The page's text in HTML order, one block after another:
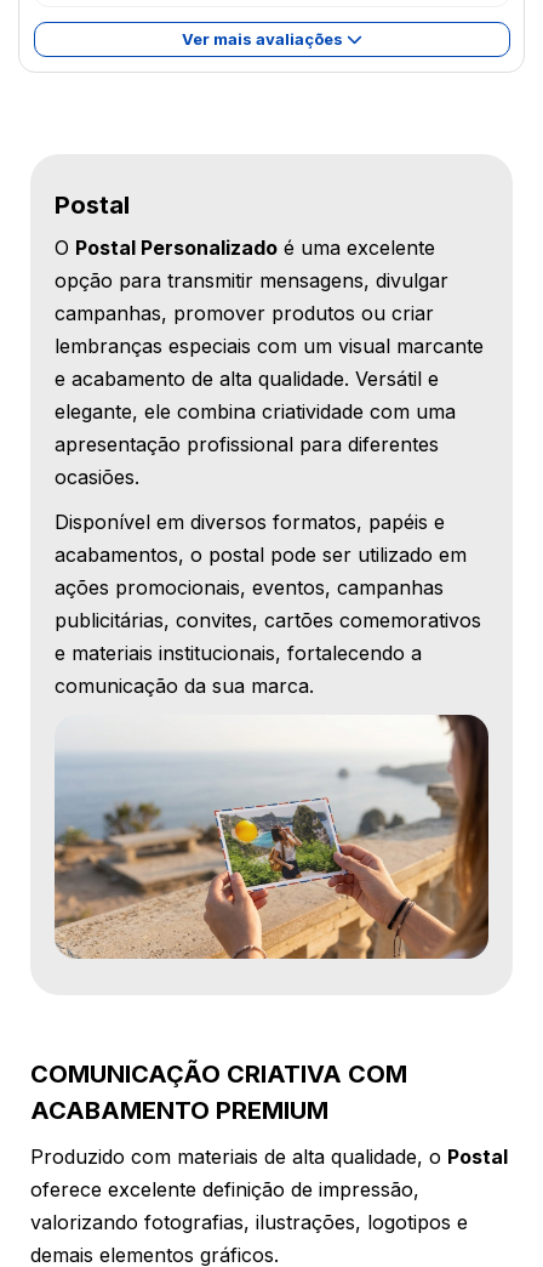
Ver mais avaliações
Postal
O Postal Personalizado é uma excelente
opção para transmitir mensagens, divulgar
campanhas, promover produtos ou criar
lembranças especiais com um visual marcante
e acabamento de alta qualidade. Versátil e
elegante, ele combina criatividade com uma
apresentação profissional para diferentes
ocasiões.
Disponível em diversos formatos, papéis e
acabamentos, o postal pode ser utilizado em
ações promocionais, eventos, campanhas
publicitárias, convites, cartões comemorativos
e materiais institucionais, fortalecendo a
comunicação da sua marca.
COMUNICAÇÃO CRIATIVA COM
ACABAMENTO PREMIUM
Produzido com materiais de alta qualidade, o Postal
oferece excelente definição de impressão,
valorizando fotografias, ilustrações, logotipos e
demais elementos gráficos.